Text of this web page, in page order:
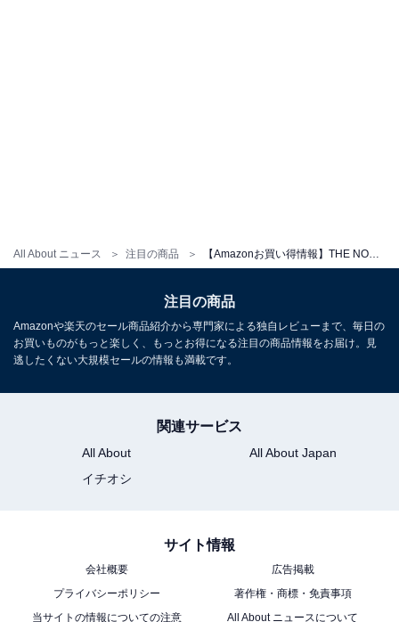
All About ニュース 注目の商品
(ザ・ノースフェイス) THE NORTH FACE W LIGHT
BONNEY PACK バケットバッグ (BLACK(NN2PN62J))
THE NORTH FACE「NM72357」
注目の商品
Amazonや楽天のセール商品紹介から専門家による独自レビューまで、毎日の
お買いものがもっと楽しく、もっとお得になる注目の商品情報をお届け。見
逃したくない大規模セールの情報も満載です。
関連サービス
All About
All About Japan
イチオシ
サイト情報
会社概要
広告掲載
プライバシーポリシー
著作権・商標・免責事項
当サイトの情報についての注意
All About ニュースについて